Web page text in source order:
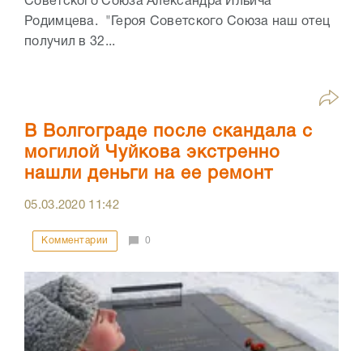
Родимцева. "Героя Советского Союза наш отец
получил в 32...
В Волгограде после скандала с
могилой Чуйкова экстренно
нашли деньги на ее ремонт
05.03.2020 11:42
Комментарии 0